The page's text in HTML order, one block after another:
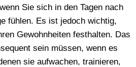
Sie sich in den Tagen nach
fühlen. Es ist jedoch wichtig,
Gewohnheiten festhalten. Das
sein müssen, wenn es
sie aufwachen, trainieren,